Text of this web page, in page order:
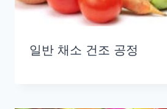
일반 채소 건조 공정